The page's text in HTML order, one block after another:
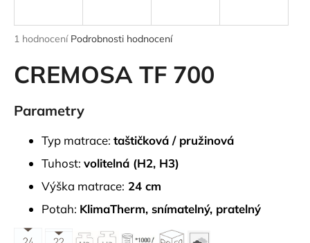
Průměrné
produktu
je
z
5
1 hodnocení Podrobnosti hodnocení
CREMOSA TF 700
Parametry
Typ matrace: taštičková / pružinová
Tuhost: volitelná (H2, H3)
Výška matrace: 24 cm
Potah: KlimaTherm, snímatelný, pratelný
j
t
?
HLEDAT